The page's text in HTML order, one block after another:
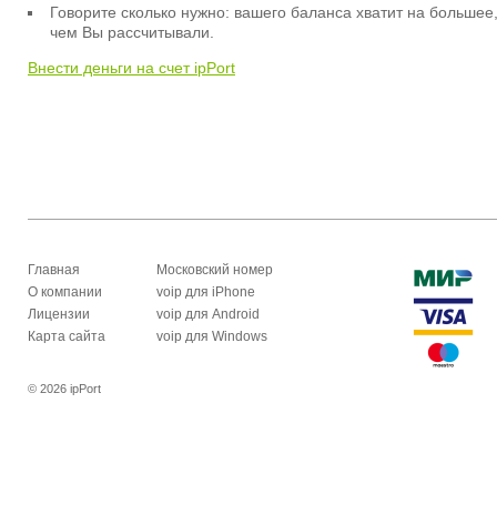
Говорите сколько нужно: вашего баланса хватит на большее,
чем Вы рассчитывали.
Внести деньги на счет ipPort
Главная
О компании
Лицензии
Карта сайта
Московский номер
voip для iPhone
voip для Android
voip для Windows
© 2026 ipPort